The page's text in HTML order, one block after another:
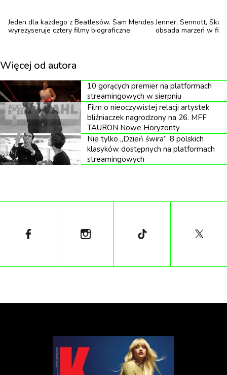
do obsady. Saoirse Ronan wcieli się w rolę Lindy
McCartney, Anna Sawai zagra Yoko Ono, Aimee Lou
Wood – Pattie Boyd, a Mia McKenna-Bruce –
Jeden dla każdego z Beatlesów. Sam Mendes
wyreżyseruje cztery filmy biograficzne
Jenner, Sennott,
obsada marzeń w
Więcej od autora
10 gorących premier na platformach
streamingowych w sierpniu
Film o nieoczywistej relacji artystek
bliźniaczek nagrodzony na 26. MFF
TAURON Nowe Horyzonty
Nie tylko „Dzień świra”. 8 polskich
klasyków dostępnych na platformach
streamingowych